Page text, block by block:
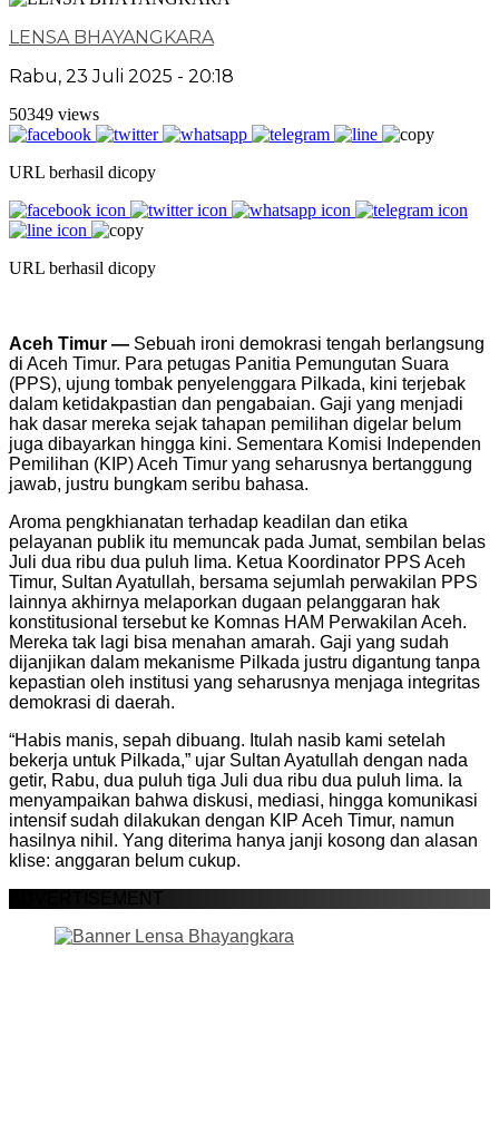
LENSA BHAYANGKARA
Rabu, 23 Juli 2025 - 20:18
50349 views
URL berhasil dicopy
URL berhasil dicopy
Aceh Timur — Sebuah ironi demokrasi tengah berlangsung
di Aceh Timur. Para petugas Panitia Pemungutan Suara
(PPS), ujung tombak penyelenggara Pilkada, kini terjebak
dalam ketidakpastian dan pengabaian. Gaji yang menjadi
hak dasar mereka sejak tahapan pemilihan digelar belum
juga dibayarkan hingga kini. Sementara Komisi Independen
Pemilihan (KIP) Aceh Timur yang seharusnya bertanggung
jawab, justru bungkam seribu bahasa.
Aroma pengkhianatan terhadap keadilan dan etika
pelayanan publik itu memuncak pada Jumat, sembilan belas
Juli dua ribu dua puluh lima. Ketua Koordinator PPS Aceh
Timur, Sultan Ayatullah, bersama sejumlah perwakilan PPS
lainnya akhirnya melaporkan dugaan pelanggaran hak
konstitusional tersebut ke Komnas HAM Perwakilan Aceh.
Mereka tak lagi bisa menahan amarah. Gaji yang sudah
dijanjikan dalam mekanisme Pilkada justru digantung tanpa
kepastian oleh institusi yang seharusnya menjaga integritas
demokrasi di daerah.
“Habis manis, sepah dibuang. Itulah nasib kami setelah
bekerja untuk Pilkada,” ujar Sultan Ayatullah dengan nada
getir, Rabu, dua puluh tiga Juli dua ribu dua puluh lima. Ia
menyampaikan bahwa diskusi, mediasi, hingga komunikasi
intensif sudah dilakukan dengan KIP Aceh Timur, namun
hasilnya nihil. Yang diterima hanya janji kosong dan alasan
klise: anggaran belum cukup.
ADVERTISEMENT